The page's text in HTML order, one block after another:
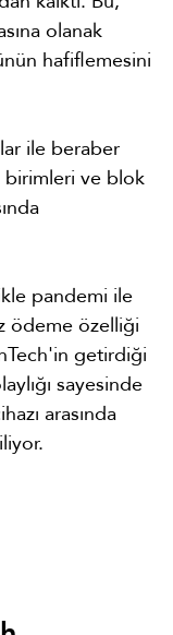
olanak
hafiflemesini
ile beraber
birimleri ve blok
pandemi ile
ödeme özelliği
getirdiği
sayesinde
arasında